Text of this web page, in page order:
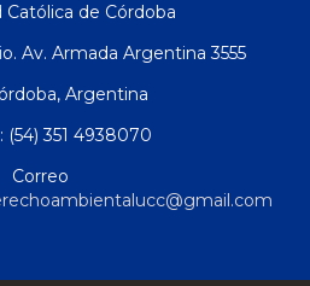
Católica de Córdoba
Av. Armada Argentina 3555
Argentina
(54) 351 4938070
Correo